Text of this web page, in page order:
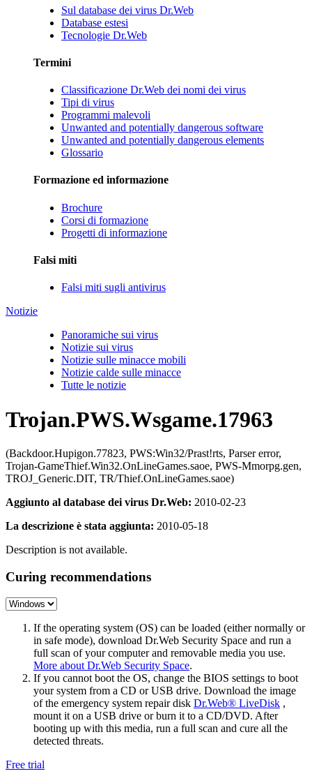
Sul database dei virus Dr.Web
Database estesi
Tecnologie Dr.Web
Termini
Classificazione Dr.Web dei nomi dei virus
Tipi di virus
Programmi malevoli
Unwanted and potentially dangerous software
Unwanted and potentially dangerous elements
Glossario
Formazione ed informazione
Brochure
Corsi di formazione
Progetti di informazione
Falsi miti
Falsi miti sugli antivirus
Notizie
Panoramiche sui virus
Notizie sui virus
Notizie sulle minacce mobili
Notizie calde sulle minacce
Tutte le notizie
Trojan.PWS.Wsgame.17963
(Backdoor.Hupigon.77823, PWS:Win32/Prast!rts, Parser error,
Trojan-GameThief.Win32.OnLineGames.saoe, PWS-Mmorpg.gen,
TROJ_Generic.DIT, TR/Thief.OnLineGames.saoe)
Aggiunto al database dei virus Dr.Web: 2010-02-23
La descrizione è stata aggiunta: 2010-05-18
Description is not available.
Curing recommendations
If the operating system (OS) can be loaded (either normally or
in safe mode), download Dr.Web Security Space and run a
full scan of your computer and removable media you use.
More about Dr.Web Security Space.
If you cannot boot the OS, change the BIOS settings to boot
your system from a CD or USB drive. Download the image
of the emergency system repair disk Dr.Web® LiveDisk ,
mount it on a USB drive or burn it to a CD/DVD. After
booting up with this media, run a full scan and cure all the
detected threats.
Free trial